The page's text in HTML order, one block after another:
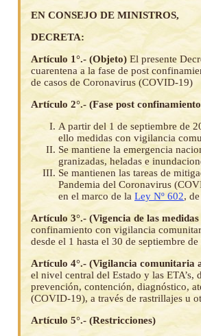
EN CONSEJO DE MINISTROS,
DECRETA:
Artículo 1°.- (Objeto) El presente
cuarentena a la fase de post
de casos de Coronavirus (COVID-19)
Artículo 2°.- (Fase post
A partir del 1 de septiembre de
ello medidas con vigilancia
Se mantiene la emergencia
granizadas, heladas e
Se mantienen las tareas de
Pandemia del Coronavirus
en el marco de la Ley Nº 602,
Artículo 3°.- (Vigencia de las
confinamiento con vigilancia
desde el 1 hasta el 30 de septiembre de
Artículo 4°.- (Vigilancia comunitaria
el nivel central del Estado y las
prevención, contención, diagnóstico,
(COVID-19), a través de rastrillajes u
Artículo 5°.- (Restricciones)